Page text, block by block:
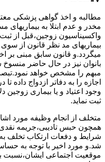
مطالبه و اخذ گواهی پزشکی
مخدر و عدم ابتلا به
بیماریهای مد نظر قانون از
میگردد.و قانون سابق مبنی بر
بانوان نیز در حال حاضر منسوخ
مبهم را مشخص خواهد
اجازه را به دفاتر ازدواج داده
وجود اعتیاد و یا بیماری زوجین
ثبت نماید.
متخلف از انجام وظیفه مورد
همچون حبس تادیبی،جریمه نقدی
شرایط و دفعات ارتکاب تخلف
شد.و مورد اخیر با توجه به
موقعیت اجتماعی ایشان،نسبت